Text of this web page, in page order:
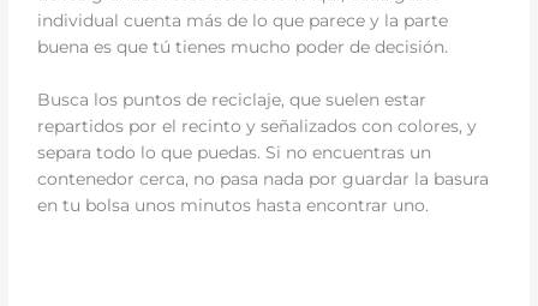
individual cuenta más de lo que parece y la parte
buena es que tú tienes mucho poder de decisión.
Busca los puntos de reciclaje, que suelen estar
repartidos por el recinto y señalizados con colores, y
separa todo lo que puedas. Si no encuentras un
contenedor cerca, no pasa nada por guardar la basura
en tu bolsa unos minutos hasta encontrar uno.